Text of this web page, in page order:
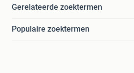
Gerelateerde zoektermen
Populaire zoektermen